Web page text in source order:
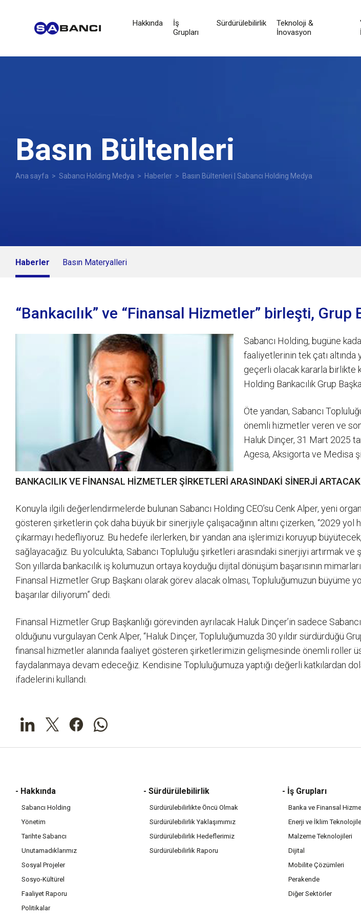
Hakkında
İş
Grupları
Sürdürülebilirlik
Teknoloji &
İnovasyon
Basın Bültenleri
Ana sayfa > Sabancı Holding Medya > Haberler > Basın Bültenleri | Sabancı Holding Medya
Haberler Basın Materyalleri
“Bankacılık” ve “Finansal Hizmetler” birleşti, Grup
Sabancı Holding, bugüne
faaliyetlerinin tek çatı
geçerli olacak kararla birlikte
Holding Bankacılık Grup
Öte yandan, Sabancı
önemli hizmetler veren ve
Haluk Dinçer, 31 Mart 2025
Agesa, Aksigorta ve Medisa
BANKACILIK VE FİNANSAL HİZMETLER ŞİRKETLERİ ARASINDAKİ SİNERJİ ARTACAK
Konuyla ilgili değerlendirmelerde bulunan Sabancı Holding CEO’su Cenk Alper, yeni
gösteren şirketlerin çok daha büyük bir sinerjiyle çalışacağının altını çizerken, “2029
çıkarmayı hedefliyoruz. Bu hedefe ilerlerken, bir yandan ana işlerimizi koruyup
sağlayacağız. Bu yolculukta, Sabancı Topluluğu şirketleri arasındaki sinerjiyi artırmak
Son yıllarda bankacılık iş kolumuzun ortaya koyduğu dijital dönüşüm başarısının
Finansal Hizmetler Grup Başkanı olarak görev alacak olması, Topluluğumuzun
başarılar diliyorum” dedi.
Finansal Hizmetler Grup Başkanlığı görevinden ayrılacak Haluk Dinçer’in sadece
olduğunu vurgulayan Cenk Alper, “Haluk Dinçer, Topluluğumuzda 30 yıldır sürdürdüğü
finansal hizmetler alanında faaliyet gösteren şirketlerimizin gelişmesinde önemli roller
faydalanmaya devam edeceğiz. Kendisine Topluluğumuza yaptığı değerli katkılardan
ifadelerini kullandı.
- Hakkında
Sabancı Holding
Yönetim
Tarihte Sabancı
Unutamadıklarımız
Sosyal Projeler
Sosyo-Kültürel
Faaliyet Raporu
Politikalar
- Sürdürülebilirlik
Sürdürülebilirlikte Öncü Olmak
Sürdürülebilirlik Yaklaşımımız
Sürdürülebilirlik Hedeflerimiz
Sürdürülebilirlik Raporu
- İş Grupları
Banka ve Finansal
Enerji ve İklim
Malzeme Teknolojileri
Dijital
Mobilite Çözümleri
Perakende
Diğer Sektörler